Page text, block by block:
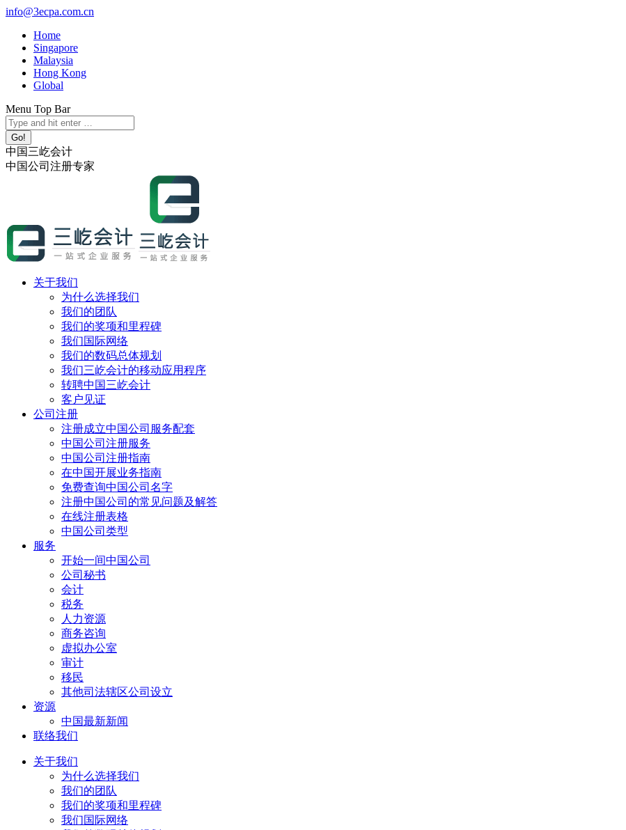
跳
info@3ecpa.com.cn
Home
Singapore
Malaysia
Hong Kong
Global
Menu Top Bar
X
page
opens
in
new
YouTube
page
opens
in
new
Linkedin
page
opens
in
new
Instagram
page
opens
in
new
Search:
中国三屹会计
中国公司注册专家
关于我们
为什么选择我们
我们的团队
我们的奖项和里程碑
我们国际网络
我们的数码总体规划
我们三屹会计的移动应用程序
转聘中国三屹会计
客户见证
公司注册
注册成立中国公司服务配套
中国公司注册服务
中国公司注册指南
在中国开展业务指南
免费查询中国公司名字
注册中国公司的常见问题及解答
在线注册表格
中国公司类型
服务
开始一间中国公司
公司秘书
会计
税务
人力资源
商务咨询
虚拟办公室
审计
移民
其他司法辖区公司设立
资源
中国最新新闻
联络我们
关于我们
为什么选择我们
我们的团队
我们的奖项和里程碑
我们国际网络